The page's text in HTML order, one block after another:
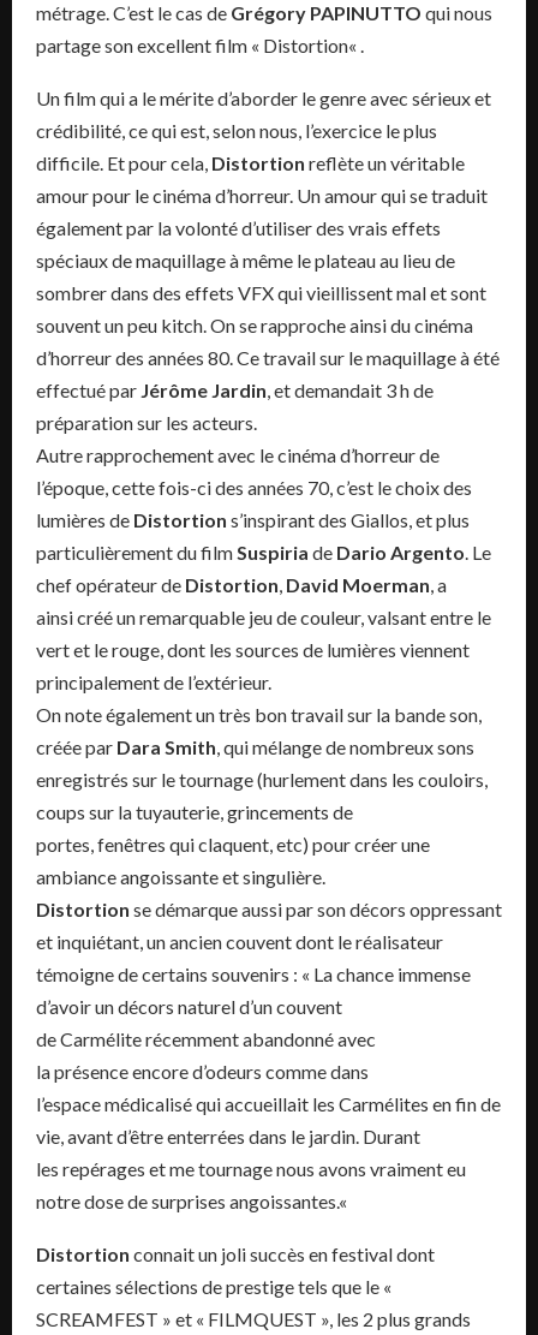
métrage.C’est le cas de Grégory PAPINUTTO qui nous
partage son excellent film « Distortion« .
Un film qui a le mérite d’aborder le genre avec sérieux et
crédibilité, ce qui est, selon nous, l’exercice le plus
difficile. Et pour cela, Distortion reflète un véritable
amour pour le cinéma d’horreur. Un amour qui se traduit
également par la volonté d’utiliser des vrais effets
spéciaux de maquillage à même le plateau au lieu de
sombrer dans des effets VFXqui vieillissent mal et sont
souvent un peu kitch.On se rapproche ainsi du cinéma
d’horreur des années 80.Ce travail sur le maquillage à été
effectué par Jérôme Jardin, et demandait 3 h de
préparation sur les acteurs.
Autre rapprochement avec le cinéma d’horreur de
l’époque, cette fois-ci des années 70, c’est le choix des
lumières de Distortion s’inspirant des Giallos, et plus
particulièrement du filmSuspiria de Dario Argento. Le
chef opérateur de Distortion, David Moerman, a
ainsi créé un remarquable jeu de couleur, valsant entre le
vert et le rouge, dont les sources de lumières viennent
principalement de l’extérieur.
On note également un très bon travail sur la bande son,
créée par Dara Smith, qui mélange de nombreux sons
enregistrés sur le tournage(hurlement dans les couloirs,
coups sur la tuyauterie, grincements de
portes,fenêtres qui claquent,etc) pour créer une
ambiance angoissante et singulière.
Distortion se démarque aussi par son décors oppressant
et inquiétant, un ancien couvent dont le réalisateur
témoigne de certains souvenirs : « La chance immense
d’avoir undécors naturel d’un couvent
deCarméliterécemmentabandonnéavec
laprésenceencore d’odeurs comme dans
l’espacemédicaliséqui accueillait les Carmélites en fin de
vie, avant d’êtreenterrées dans le jardin. Durant
les repérages etme tournagenous avons vraiment eu
notre dose de surprises angoissantes.«
Distortion connait un joli succès en festival dont
certaines sélections de prestige tels que le «
SCREAMFEST » et « FILMQUEST », les 2 plus grands